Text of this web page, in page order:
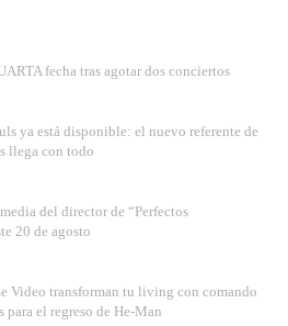
fecha tras agotar dos conciertos
ya está disponible: el nuevo referente de
llega con todo
del director de “Perfectos
20 de agosto
Video transforman tu living con comando
para el regreso de He-Man